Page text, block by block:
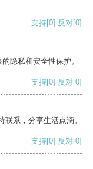
支持[0] 反对[0]
隐私和安全性保护。
支持[0] 反对[0]
系，分享生活点滴。
支持[0] 反对[0]